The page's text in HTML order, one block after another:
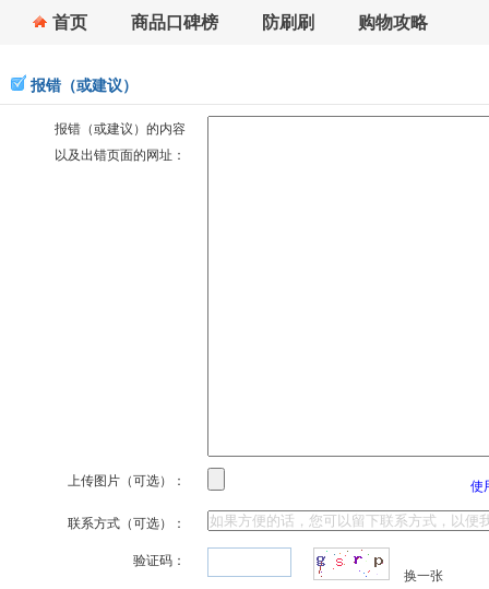
首页 商品口碑榜 防刷刷 购物攻略
报错（或建议）
报错（或建议）的内容
以及出错页面的网址：
上传图片（可选）：
使
联系方式（可选）：
验证码：
换一张